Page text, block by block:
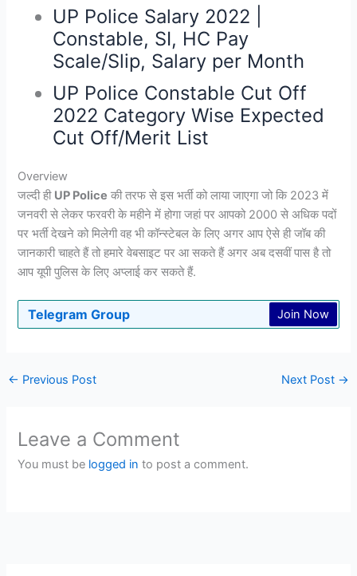
UP Police Salary 2022 |
Constable, SI, HC Pay
Scale/Slip, Salary per Month
UP Police Constable Cut Off
2022 Category Wise Expected
Cut Off/Merit List
Overview
जल्दी ही UP Police की तरफ से इस भर्ती को लाया जाएगा जो कि 2023 में
जनवरी से लेकर फरवरी के महीने में होगा जहां पर आपको 2000 से अधिक पदों
पर भर्ती देखने को मिलेगी वह भी कॉन्स्टेबल के लिए अगर आप ऐसे ही जॉब की
जानकारी चाहते हैं तो हमारे वेबसाइट पर आ सकते हैं अगर अब दसवीं पास है तो
आप यूपी पुलिस के लिए अप्लाई कर सकते हैं.
Telegram Group Join Now
← Previous Post Next Post →
Leave a Comment
You must be logged in to post a comment.